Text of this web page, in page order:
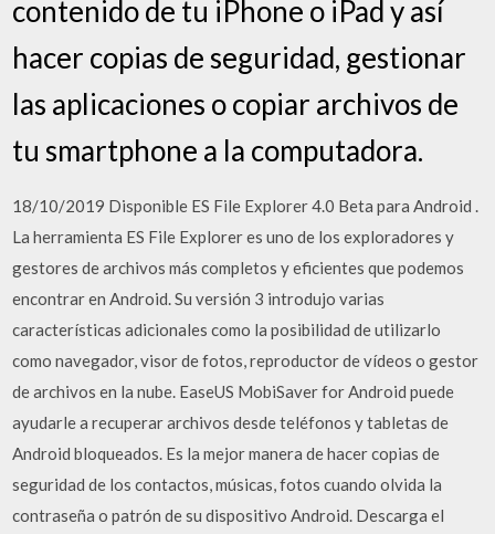
contenido de tu iPhone o iPad y así
hacer copias de seguridad, gestionar
las aplicaciones o copiar archivos de
tu smartphone a la computadora.
18/10/2019 Disponible ES File Explorer 4.0 Beta para Android .
La herramienta ES File Explorer es uno de los exploradores y
gestores de archivos más completos y eficientes que podemos
encontrar en Android. Su versión 3 introdujo varias
características adicionales como la posibilidad de utilizarlo
como navegador, visor de fotos, reproductor de vídeos o gestor
de archivos en la nube. EaseUS MobiSaver for Android puede
ayudarle a recuperar archivos desde teléfonos y tabletas de
Android bloqueados. Es la mejor manera de hacer copias de
seguridad de los contactos, músicas, fotos cuando olvida la
contraseña o patrón de su dispositivo Android. Descarga el